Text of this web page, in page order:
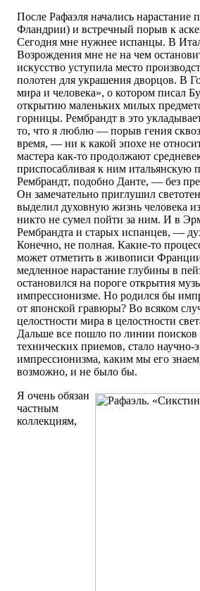
После Рафаэля начались нарастание
Фландрии) и встречный порыв к
Сегодня мне нужнее испанцы. В
Возрождения мне не на чем
искусство уступила место
полотен для украшения дворцов. В
мира и человека», о котором писал
открытию маленьких милых
горницы. Рембрандт в это
то, что я люблю — порыв гения
время, — ни к какой эпохе не
мастера как-то продолжают
приспосабливая к ним итальянскую
Рембрандт, подобно Данте, — без
Он замечательно приглушил
выделил духовную жизнь человека
никто не сумел пойти за ним. И в
Рембрандта и старых испанцев, —
Конечно, не полная. Какие-то
может отметить в живописи
медленное нарастание глубины в
остановился на пороге открытия
импрессионизме. Но родился бы
от японской гравюры? Во всяком
целостности мира в целостности
Дальше все пошло по линии
технических приемов, стало
импрессионизма, каким мы его
возможно, и не было бы.
Я очень обязан
частным
коллекциям,